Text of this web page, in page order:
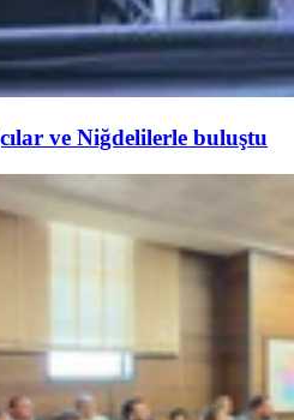
ve Niğdelilerle buluştu